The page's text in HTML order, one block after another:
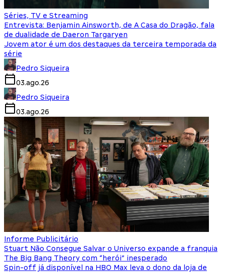
Séries, TV e Streaming
Entrevista: Benjamin Ainsworth, de A Casa do Dragão, fala
de dualidade de Daeron Targaryen
Jovem ator é um dos destaques da terceira temporada da
série
Pedro Siqueira
03.ago.26
Pedro Siqueira
03.ago.26
Informe Publicitário
Stuart Não Consegue Salvar o Universo expande a franquia
The Big Bang Theory com “herói” inesperado
Spin-off já disponível na HBO Max leva o dono da loja de